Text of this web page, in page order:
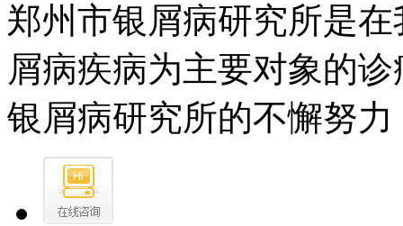
郑州市银屑病研究所是
屑病疾病为主要对象的
银屑病研究所的不懈努